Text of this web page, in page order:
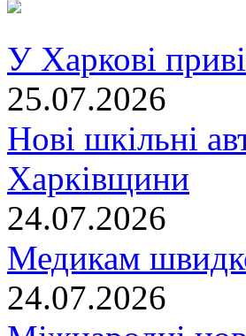
У Харкові
25.07.2026
Нові шкільні
Харківщини
24.07.2026
Медикам
24.07.2026